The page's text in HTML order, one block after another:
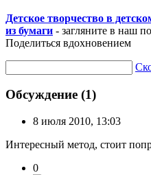
Детское творчество в
из бумаги - загляните в наш
Поделиться вдохновением
Обсуждение (1)
8 июля 2010, 13:03
Интересный метод, стоит
0